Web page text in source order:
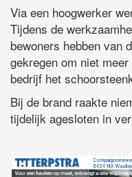
Via een hoogwerker
Tijdens de
bewoners hebben van
gekregen om niet
bedrijf het
Bij de brand raakte
tijdelijk agesloten in